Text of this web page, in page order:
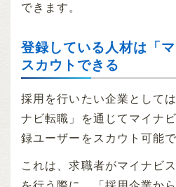
できます。
登録している人材は「
スカウトできる
採用を行いたい企業として
ナビ転職」を通じてマイナ
録ユーザーをスカウト可能で
これは、求職者がマイナビ